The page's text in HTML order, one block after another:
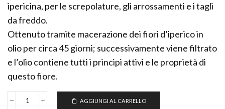
ipericina, per le screpolature, gli arrossamenti e i tagli
da freddo.
Ottenuto tramite macerazione dei fiori d’iperico in
olio per circa 45 giorni; successivamente viene filtrato
e l’olio contiene tutti i principi attivi e le proprietà di
questo fiore.
OLIO
AGGIUNGI AL CARRELLO